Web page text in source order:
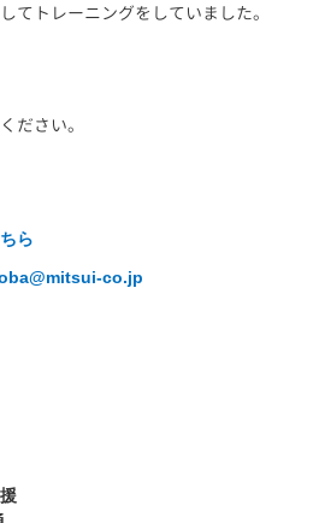
てトレーニングをしていました。
ださい。
ら
co.jp